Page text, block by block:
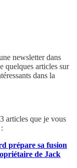
newsletter dans
quelques articles sur
dans la
articles que je vous
prépare sa fusion
de Jack